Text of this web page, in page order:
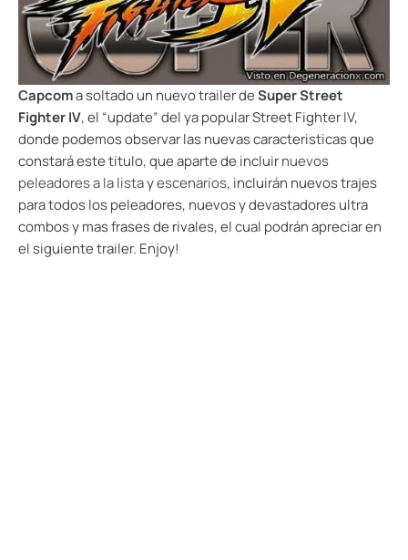
Capcoma soltado un nuevo trailer deSuper Street
Fighter IV, el “update” del ya popular Street Fighter IV,
donde podemos observar las nuevas caracteristicas que
constará este titulo, que aparte de incluirnuevos
peleadores a la listayescenarios, incluirán nuevos trajes
para todos los peleadores, nuevos y devastadores ultra
combos y mas frases de rivales, el cual podrán apreciar en
el siguiente trailer. Enjoy!